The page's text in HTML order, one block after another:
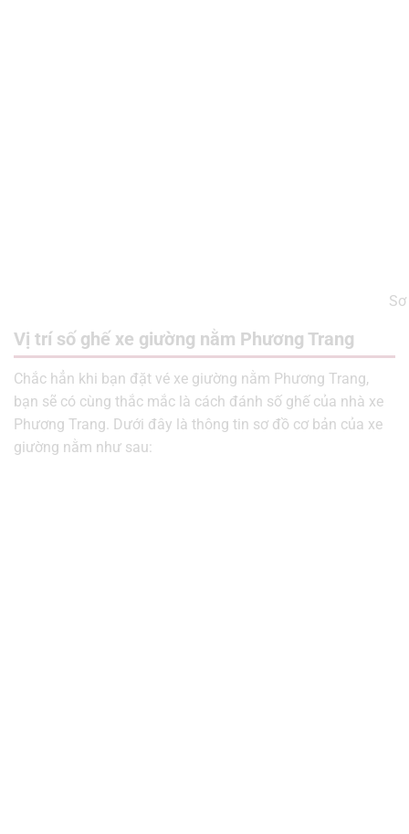
Vị trí số ghế xe giường nằm Phương Trang
Chắc hẳn khi bạn đặt vé xe giường nằm Phương Trang,
bạn sẽ có cùng thắc mắc là cách đánh số ghế của nhà xe
Phương Trang. Dưới đây là thông tin sơ đồ cơ bản của xe
giường nằm như sau: